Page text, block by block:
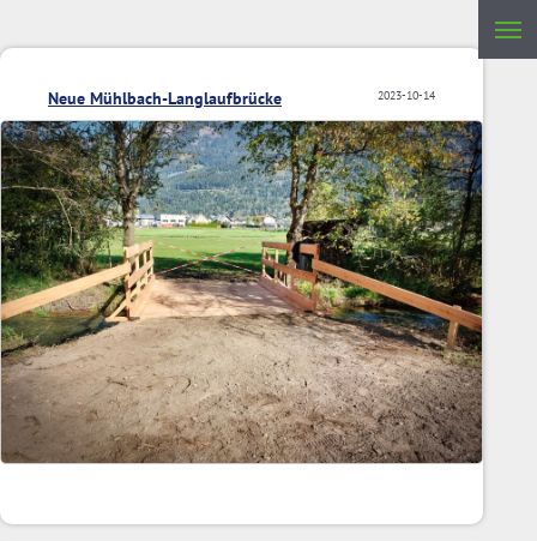
2023-10-14
Neue Mühlbach-Langlaufbrücke